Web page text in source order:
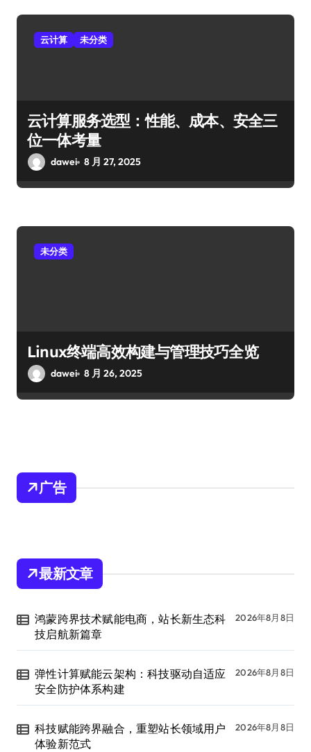
云计算 未分类
云计算服务选型：性能、成本、安全三
位一体考量
dawei 8 月 27, 2025
未分类
Linux终端高效构建与管理技巧全览
dawei 8 月 26, 2025
广告
最新文章
鸿蒙跨界技术赋能电商，站长新生态科
技启航新篇章
2026年8月8日
弹性计算赋能云架构：科技驱动自适应
安全防护体系构建
2026年8月8日
科技赋能跨界融合，重塑站长领域用户
体验新范式
2026年8月8日